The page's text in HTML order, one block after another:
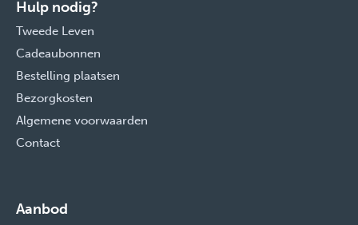
Hulp nodig?
Tweede Leven
Cadeaubonnen
Bestelling plaatsen
Bezorgkosten
Algemene voorwaarden
Contact
Aanbod